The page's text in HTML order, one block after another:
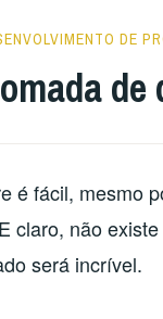
DE
de
é fácil, mesmo
não
será incrível.